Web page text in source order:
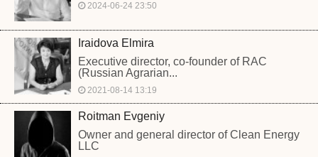
2024-06-24 23:50
Iraidova Elmira
Executive director, co-founder of RAC
(Russian Agrarian...
2021-08-14 13:19
Roitman Evgeniy
Owner and general director of Clean Energy
LLC